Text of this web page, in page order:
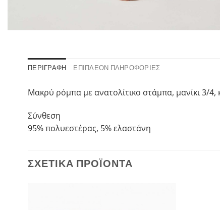
ΠΕΡΙΓΡΑΦΉ ΕΠΙΠΛΈΟΝ ΠΛΗΡΟΦΟΡΊΕΣ
Μακρύ ρόμπα με ανατολίτικο στάμπα, μανίκι 3/
Σύνθεση
95% πολυεστέρας, 5% ελαστάνη
ΣΧΕΤΙΚΆ ΠΡΟΪΌΝΤΑ